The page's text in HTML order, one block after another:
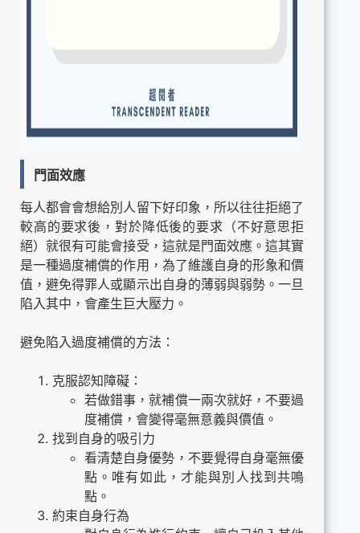
門面效應
每人都會會想給別人留下好印象，所以往往拒絕了
較高的要求後，對於降低後的要求（不好意思拒
絕）就很有可能會接受，這就是門面效應。這其實
是一種過度補償的作用，為了維護自身的形象和價
值，避免得罪人或顯示出自身的薄弱與弱勢。一旦
陷入其中，會產生巨大壓力。
避免陷入過度補償的方法：
克服認知障礙：
若做錯事，就補償一兩次就好，不要過
度補償，會變得毫無意義與價值。
找到自身的吸引力
看清楚自身優勢，不要覺得自身毫無優
點。唯有如此，才能與別人找到共鳴
點。
約束自身行為